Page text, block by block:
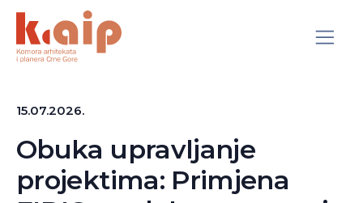
15.07.2026.
Obuka upravljanje
projektima: Primjena